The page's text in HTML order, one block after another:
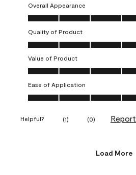
Overall Appearance
Overall Appearance, 5.0 out of 5
Quality of Product
Quality of Product, 5.0 out of 5
Value of Product
Value of Product, 5.0 out of 5
Ease of Application
Ease of Application, 5.0 out of 5
Helpful? (1) (0) Report
Load More